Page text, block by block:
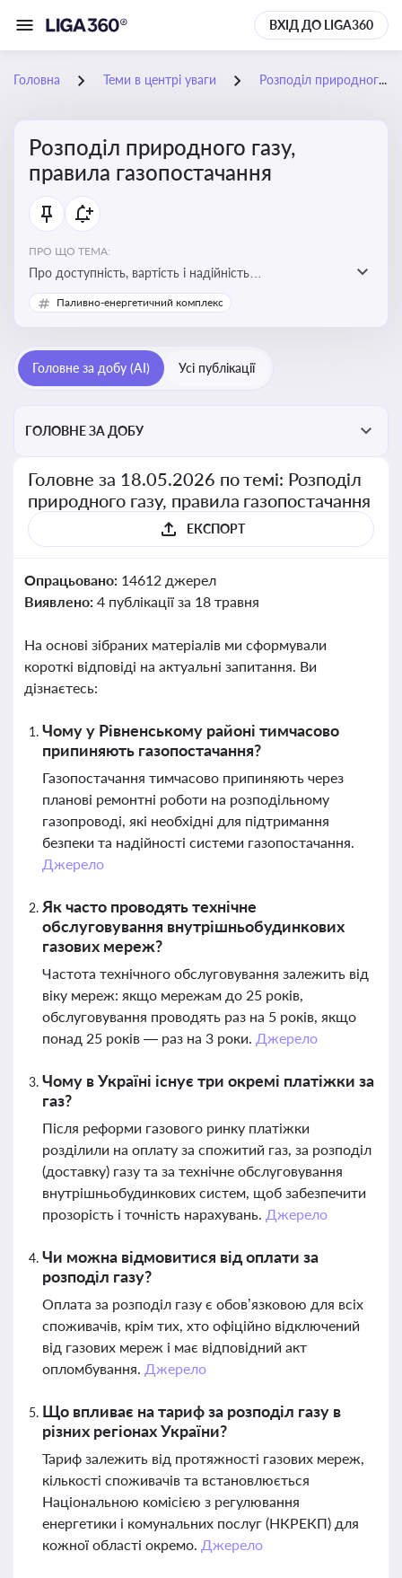
ВХІД ДО LIGA360
Головна Теми в центрі уваги Розподіл природного газу, правила газопостачання
Розподіл природного газу,
правила газопостачання
ПРО ЩО ТЕМА:
Про доступність, вартість і надійність
енергопостачання для бізнесу та вплив на економічну
стабільність
Паливно-енергетичний комплекс
Головне за добу (AI) Усі публікації
ГОЛОВНЕ ЗА ДОБУ
Головне за 18.05.2026 по темі: Розподіл
природного газу, правила газопостачання
ЕКСПОРТ
Опрацьовано: 14612 джерел
Виявлено: 4 публікації за 18 травня
На основі зібраних матеріалів ми сформували
короткі відповіді на актуальні запитання. Ви
дізнаєтесь:
Чому у Рівненському районі тимчасово
припиняють газопостачання?
Газопостачання тимчасово припиняють через
планові ремонтні роботи на розподільному
газопроводі, які необхідні для підтримання
безпеки та надійності системи газопостачання.
Джерело
Як часто проводять технічне
обслуговування внутрішньобудинкових
газових мереж?
Частота технічного обслуговування залежить від
віку мереж: якщо мережам до 25 років,
обслуговування проводять раз на 5 років, якщо
понад 25 років — раз на 3 роки. Джерело
Чому в Україні існує три окремі платіжки за
газ?
Після реформи газового ринку платіжки
розділили на оплату за спожитий газ, за розподіл
(доставку) газу та за технічне обслуговування
внутрішньобудинкових систем, щоб забезпечити
прозорість і точність нарахувань. Джерело
Чи можна відмовитися від оплати за
розподіл газу?
Оплата за розподіл газу є обов’язковою для всіх
споживачів, крім тих, хто офіційно відключений
від газових мереж і має відповідний акт
опломбування. Джерело
Що впливає на тариф за розподіл газу в
різних регіонах України?
Тариф залежить від протяжності газових мереж,
кількості споживачів та встановлюється
Національною комісією з регулювання
енергетики і комунальних послуг (НКРЕКП) для
кожної області окремо. Джерело